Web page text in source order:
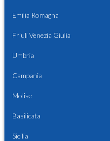
Emilia Romagna
Friuli Venezia Giulia
Umbria
Campania
Molise
Basilicata
Sicilia